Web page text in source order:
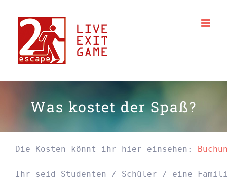
Inhalt
springen
Was kostet der Spaß?
Die Kosten könnt ihr hier einsehen:
Ihr seid Studenten / Schüler / eine